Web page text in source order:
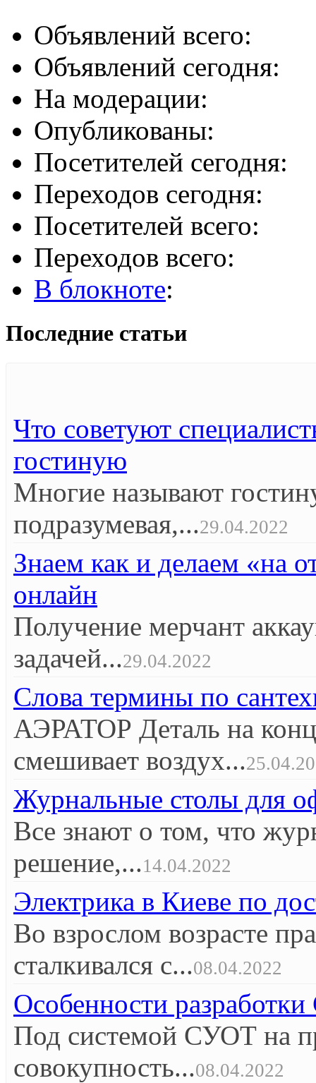
Объявлений всего:
Объявлений сегодня:
На модерации:
Опубликованы:
Посетителей сегодня:
Переходов сегодня:
Посетителей всего:
Переходов всего:
В блокноте:
Последние статьи
Что советуют
гостиную
Многие называют
подразумевая,...29.04.2022
Знаем как и делаем «на
онлайн
Получение мерчант
задачей...29.04.2022
Слова термины по
АЭРАТОР Деталь на
смешивает воздух...
Журнальные столы для
Все знают о том, что
решение,...14.04.2022
Электрика в Киеве по
Во взрослом возрасте
сталкивался с...08.04.2022
Особенности
Под системой СУОТ на
совокупность...08.04.2022